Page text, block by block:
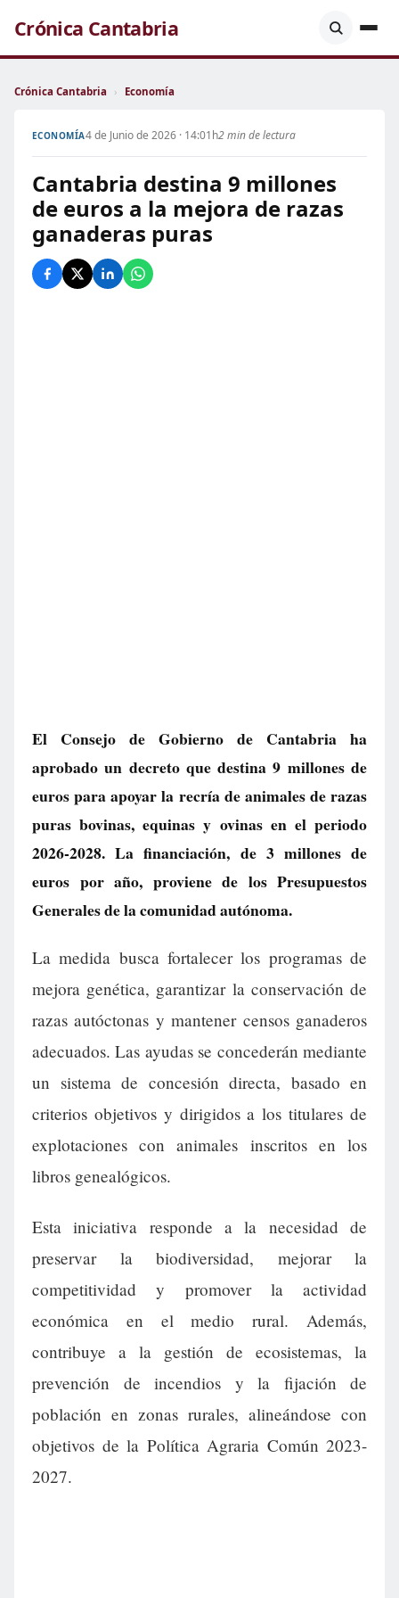
Crónica Cantabria
Crónica Cantabria › Economía
ECONOMÍA4 de Junio de 2026 · 14:01h2 min de lectura
Cantabria destina 9 millones
de euros a la mejora de razas
ganaderas puras
El Consejo de Gobierno de Cantabria ha
aprobado un decreto que destina 9 millones de
euros para apoyar la recría de animales de razas
puras bovinas, equinas y ovinas en el periodo
2026-2028. La financiación, de 3 millones de
euros por año, proviene de los Presupuestos
Generales de la comunidad autónoma.
La medida busca fortalecer los programas de
mejora genética, garantizar la conservación de
razas autóctonas y mantener censos ganaderos
adecuados. Las ayudas se concederán mediante
un sistema de concesión directa, basado en
criterios objetivos y dirigidos a los titulares de
explotaciones con animales inscritos en los
libros genealógicos.
Esta iniciativa responde a la necesidad de
preservar la biodiversidad, mejorar la
competitividad y promover la actividad
económica en el medio rural. Además,
contribuye a la gestión de ecosistemas, la
prevención de incendios y la fijación de
población en zonas rurales, alineándose con
objetivos de la Política Agraria Común 2023-
2027.